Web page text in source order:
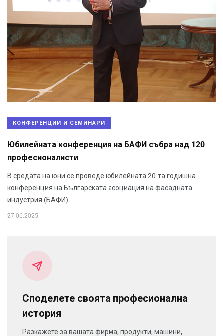
КОНФЕРЕНЦИИ И СЕМИНАРИ
Юбилейната конференция на БАФИ събра над 120
професионалисти
В средата на юни се проведе юбилейната 20-та годишна
конференция на Българската асоциация на фасадната
индустрия (БАФИ).
27.06.2025
Споделете своята професионална
история
Разкажете за вашата фирма, продукти, машини,